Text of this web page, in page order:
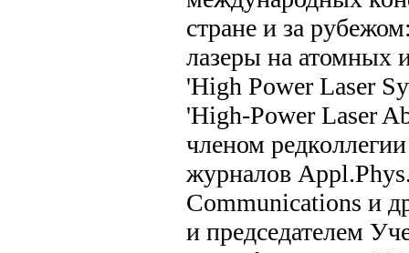
стране и за
лазеры на атомных
'High Power Laser
'High-Power Laser
членом
журналов
Communications и
и председателем